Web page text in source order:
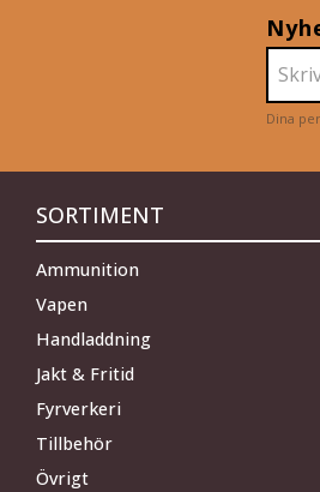
Dina
SORTIMENT
Ammunition
Vapen
Handladdning
Jakt & Fritid
Fyrverkeri
Tillbehör
Övrigt